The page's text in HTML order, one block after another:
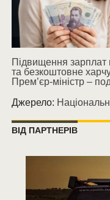
Підвищення зарплат
та безкоштовне
Прем’єр-міністр –
Джерело:
ВІД ПАРТНЕРІВ